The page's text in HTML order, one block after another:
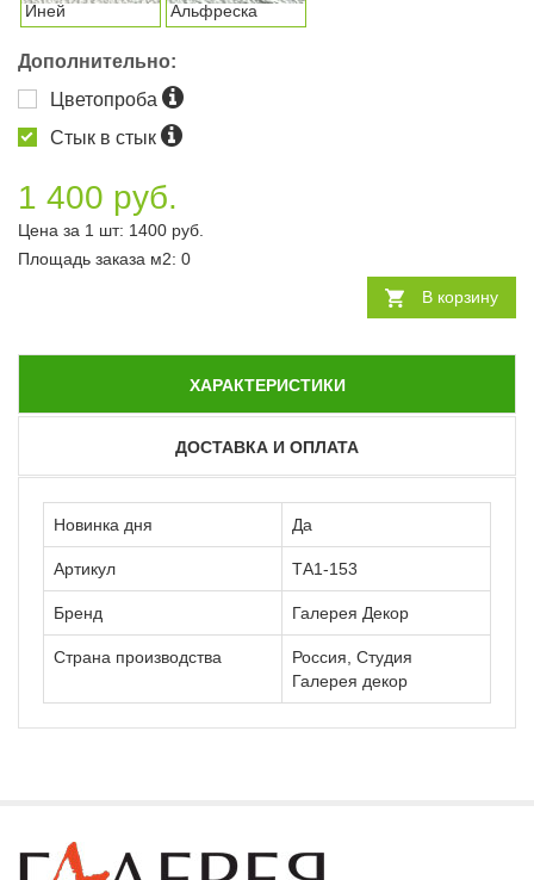
Иней Альфреска
Дополнительно:
Цветопроба
Стык в стык
1 400 руб.
Цена за 1 шт: 1400 руб.
Площадь заказа м2: 0
В корзину
ХАРАКТЕРИСТИКИ
ДОСТАВКА И ОПЛАТА
Новинка дня Да
Артикул ТА1-153
Бренд Галерея Декор
Страна производства
Россия, Студия
Галерея декор